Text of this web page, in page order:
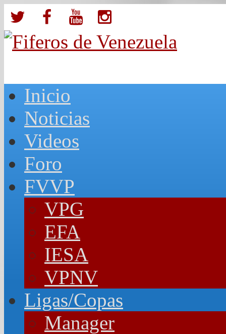
Inicio
Noticias
Videos
Foro
FVVP
VPG
EFA
IESA
VPNV
Ligas/Copas
Manager